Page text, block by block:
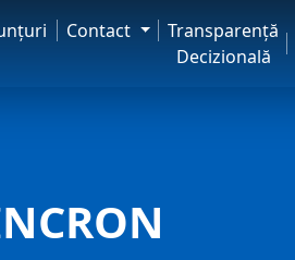
Contact
Transparență
Decizională